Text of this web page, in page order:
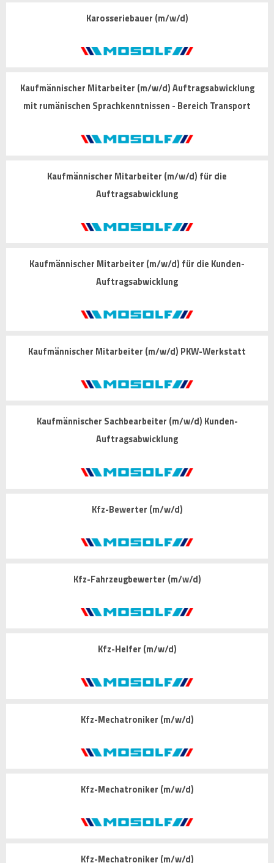
Karosseriebauer (m/w/d)
Kaufmännischer Mitarbeiter (m/w/d) Auftragsabwicklung
mit rumänischen Sprachkenntnissen - Bereich Transport
Kaufmännischer Mitarbeiter (m/w/d) für die
Auftragsabwicklung
Kaufmännischer Mitarbeiter (m/w/d) für die Kunden-
Auftragsabwicklung
Kaufmännischer Mitarbeiter (m/w/d) PKW-Werkstatt
Kaufmännischer Sachbearbeiter (m/w/d) Kunden-
Auftragsabwicklung
Kfz-Bewerter (m/w/d)
Kfz-Fahrzeugbewerter (m/w/d)
Kfz-Helfer (m/w/d)
Kfz-Mechatroniker (m/w/d)
Kfz-Mechatroniker (m/w/d)
Kfz-Mechatroniker (m/w/d)